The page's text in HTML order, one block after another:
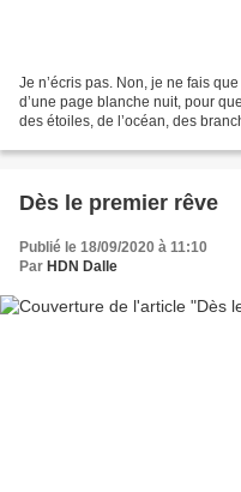
Je n’écris pas. Non, je ne fais
d’une page blanche nuit, pour
des étoiles, de l’océan, des
Dès le premier rêve
Publié le 18/09/2020 à 11:10
Par HDN Dalle